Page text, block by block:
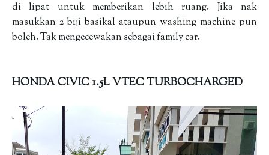
di lipat untuk memberikan lebih ruang. Jika nak
masukkan 2 biji basikal ataupun washing machine pun
boleh. Tak mengecewakan sebagai family car.
HONDA CIVIC 1.5L VTEC TURBOCHARGED